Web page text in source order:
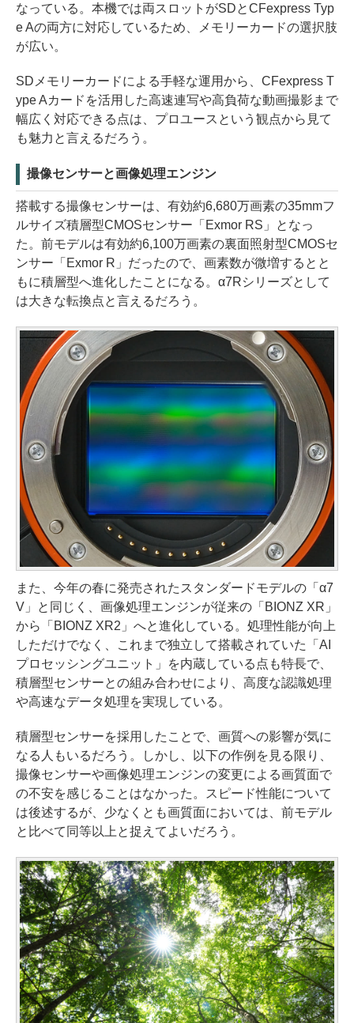
なっている。本機では両スロットがSDとCFexpress Typ
e Aの両方に対応しているため、メモリーカードの選択肢
が広い。
SDメモリーカードによる手軽な運用から、CFexpress T
ype Aカードを活用した高速連写や高負荷な動画撮影まで
幅広く対応できる点は、プロユースという観点から見て
も魅力と言えるだろう。
撮像センサーと画像処理エンジン
搭載する撮像センサーは、有効約6,680万画素の35mmフ
ルサイズ積層型CMOSセンサー「Exmor RS」となっ
た。前モデルは有効約6,100万画素の裏面照射型CMOSセ
ンサー「Exmor R」だったので、画素数が微増するとと
もに積層型へ進化したことになる。α7Rシリーズとして
は大きな転換点と言えるだろう。
また、今年の春に発売されたスタンダードモデルの「α7
V」と同じく、画像処理エンジンが従来の「BIONZ XR」
から「BIONZ XR2」へと進化している。処理性能が向上
しただけでなく、これまで独立して搭載されていた「AI
プロセッシングユニット」を内蔵している点も特長で、
積層型センサーとの組み合わせにより、高度な認識処理
や高速なデータ処理を実現している。
積層型センサーを採用したことで、画質への影響が気に
なる人もいるだろう。しかし、以下の作例を見る限り、
撮像センサーや画像処理エンジンの変更による画質面で
の不安を感じることはなかった。スピード性能について
は後述するが、少なくとも画質面においては、前モデル
と比べて同等以上と捉えてよいだろう。